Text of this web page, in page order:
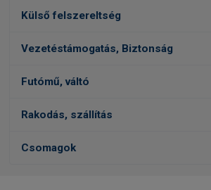
Külső felszereltség
Vezetéstámogatás, Biztonság
Futómű, váltó
Rakodás, szállítás
Csomagok